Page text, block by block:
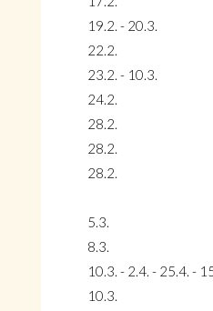
19.2. - 20.3.
22.2.
23.2. - 10.3.
24.2.
28.2.
28.2.
28.2.
5.3.
8.3.
10.3. - 2.4. - 25.4. -
10.3.